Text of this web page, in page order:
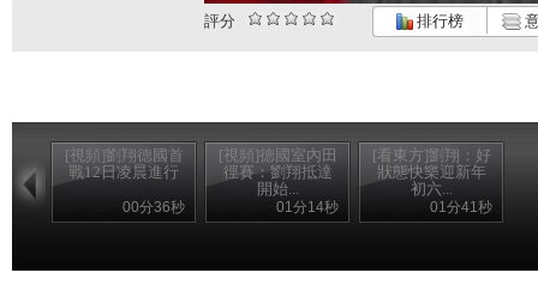
評分 排行榜
[視頻]劉翔德國首
戰12日凌晨進行
00分36秒
[視頻]德國室內田
徑賽：劉翔抵達
開始...
01分14秒
[看東方]劉翔：好
狀態快樂迎新年
初六...
01分41秒